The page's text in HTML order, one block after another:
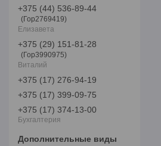
+375 (44) 536-89-44
Гор2769419
Елизавета
+375 (29) 151-81-28
Гор3990975
Виталий
+375 (17) 276-94-19
+375 (17) 399-09-75
+375 (17) 374-13-00
Бухгалтерия